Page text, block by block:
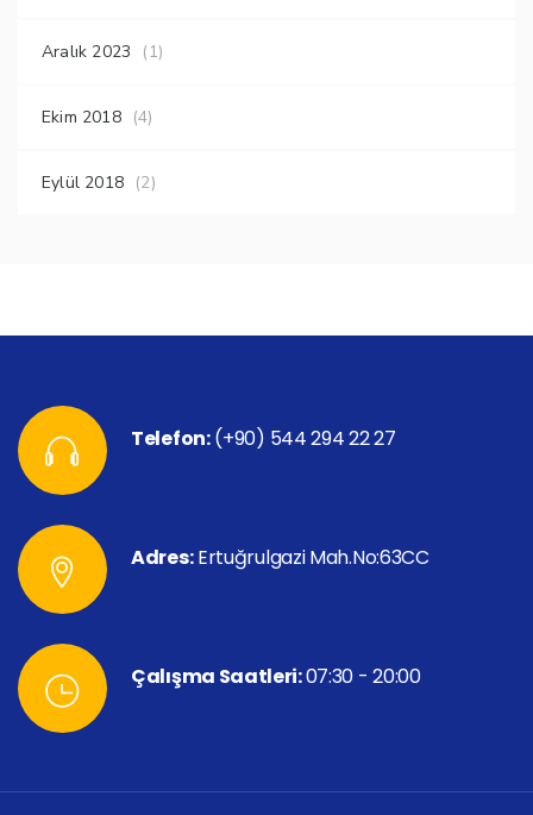
Aralık 2023 (1)
Ekim 2018 (4)
Eylül 2018 (2)
Telefon:(+90) 544 294 22 27
Adres:Ertuğrulgazi Mah.No:63CC
Çalışma Saatleri:07:30 - 20:00